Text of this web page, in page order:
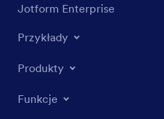
Jotform Enterprise
Przykłady
Produkty
Funkcje